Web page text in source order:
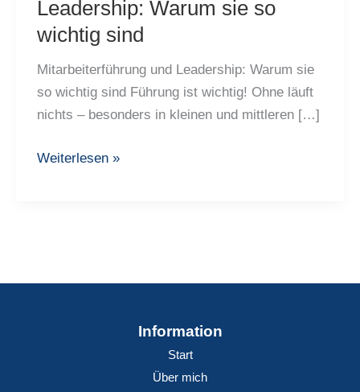
Leadership: Warum sie so
wichtig sind
Mitarbeiterführung und Leadership: Warum sie
so wichtig sind Führung ist wichtig! Ohne läuft
nichts – besonders in kleinen und mittleren […]
Mitarbeiterführung
Weiterlesen »
Information
Start
Über mich